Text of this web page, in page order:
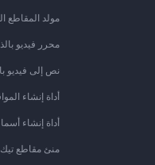
مولد المقاطع
محرر فيديو
نص إلى فيديو
أداة إنشاء
أداة إنشاء
منئ مقاطع تيك